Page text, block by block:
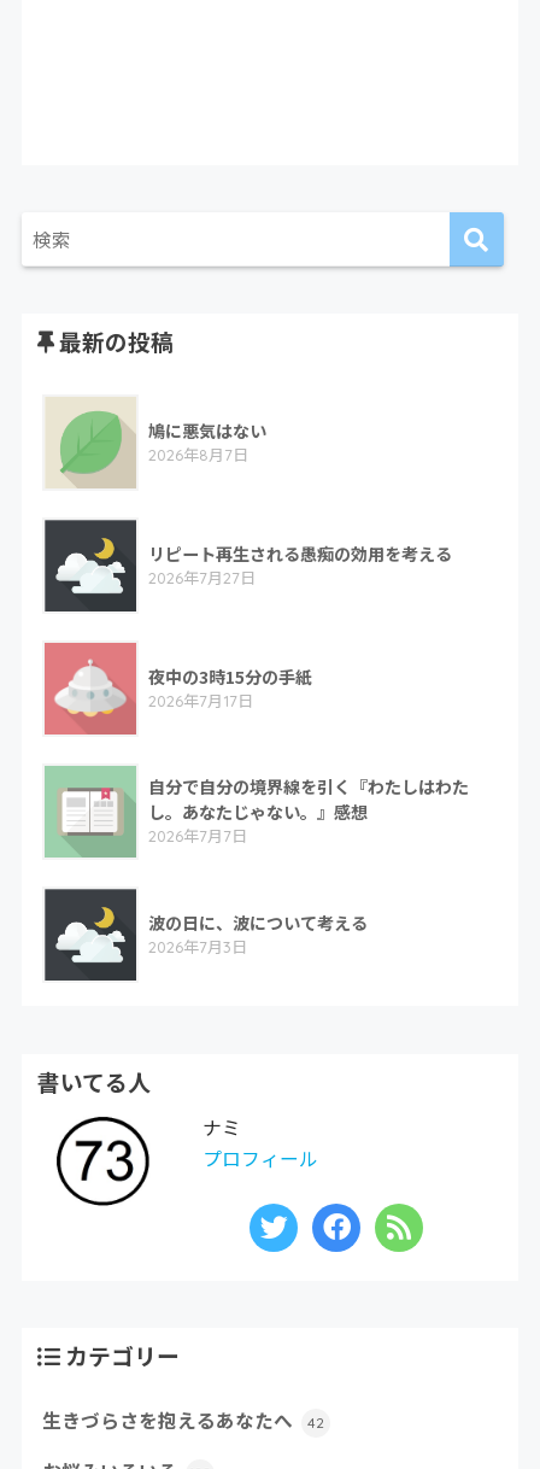
最新の投稿
鳩に悪気はない
2026年8月7日
リピート再生される愚痴の効用を考える
2026年7月27日
夜中の3時15分の手紙
2026年7月17日
自分で自分の境界線を引く『わたしはわた
し。あなたじゃない。』感想
2026年7月7日
波の日に、波について考える
2026年7月3日
書いてる人
ナミ
プロフィール
カテゴリー
生きづらさを抱えるあなたへ 42